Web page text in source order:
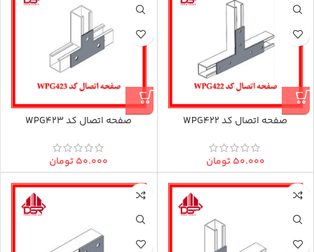
صفحه اتصال کد WPG422
۵۰.۰۰۰تومان
صفحه اتصال کد WPG423
۵۰.۰۰۰تومان